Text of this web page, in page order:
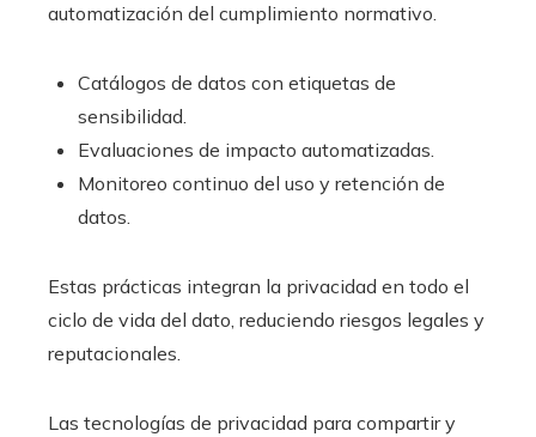
automatización del cumplimiento normativo.
Catálogos de datos con etiquetas de
sensibilidad.
Evaluaciones de impacto automatizadas.
Monitoreo continuo del uso y retención de
datos.
Estas prácticas integran la privacidad en todo el
ciclo de vida del dato, reduciendo riesgos legales y
reputacionales.
Las tecnologías de privacidad para compartir y